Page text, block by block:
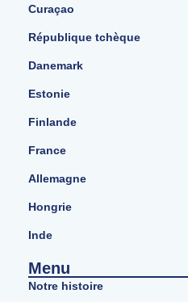
Curaçao
République tchèque
Danemark
Estonie
Finlande
France
Allemagne
Hongrie
Inde
Menu
Notre histoire